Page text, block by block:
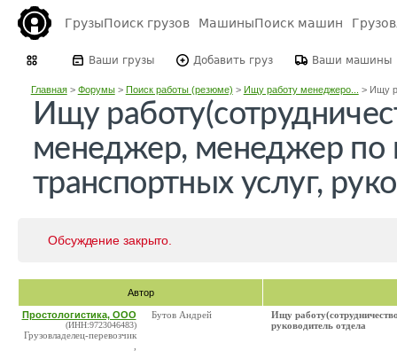
ГрузыПоиск грузов МашиныПоиск машин
Ваши грузы Добавить груз Ваши машины
Главная> Форумы> Поиск работы (резюме) > Ищу работу менеджеро... > Ищу
Ищу
менеджер, менеджер по
транспортных услуг,
Обсуждение закрыто.
Автор
Простологистика, ООО
(ИНН:9723046483)
Грузовладелец-перевозчик
Бутов Андрей
Ищу
руководитель отдела